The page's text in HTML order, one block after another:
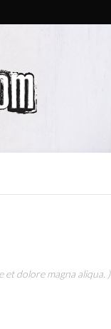
et dolore magna aliqua. )